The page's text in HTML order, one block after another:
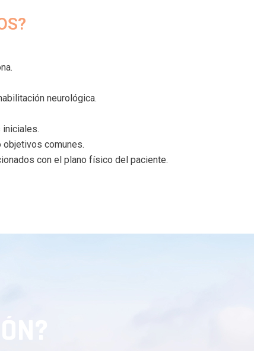
neurológica.
comunes.
con el plano físico del paciente.